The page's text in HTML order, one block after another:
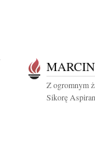
Z ogromnym
Sikorę